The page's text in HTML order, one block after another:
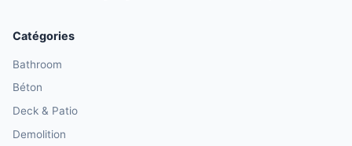
Catégories
Bathroom
Béton
Deck & Patio
Demolition